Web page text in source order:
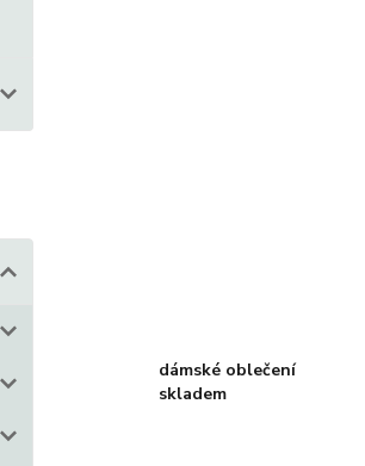
dámské oblečení
skladem